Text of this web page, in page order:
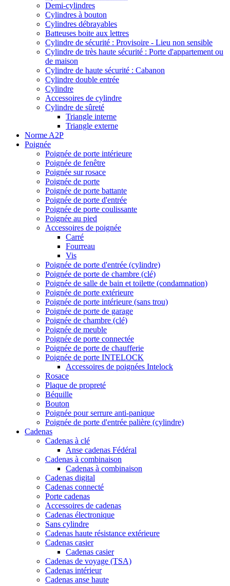
Demi-cylindres
Cylindres à bouton
Cylindres débrayables
Batteuses boite aux lettres
Cylindre de sécurité : Provisoire - Lieu non sensible
Cylindre de très haute sécurité : Porte d'appartement ou
de maison
Cylindre de haute sécurité : Cabanon
Cylindre double entrée
Cylindre
Accessoires de cylindre
Cylindre de sûreté
Triangle interne
Triangle externe
Norme A2P
Poignée
Poignée de porte intérieure
Poignée de fenêtre
Poignée sur rosace
Poignée de porte
Poignée de porte battante
Poignée de porte d'entrée
Poignée de porte coulissante
Poignée au pied
Accessoires de poignée
Carré
Fourreau
Vis
Poignée de porte d'entrée (cylindre)
Poignée de porte de chambre (clé)
Poignée de salle de bain et toilette (condamnation)
Poignée de porte extérieure
Poignée de porte intérieure (sans trou)
Poignée de porte de garage
Poignée de chambre (clé)
Poignée de meuble
Poignée de porte connectée
Poignée de porte de chaufferie
Poignée de porte INTELOCK
Accessoires de poignées Intelock
Rosace
Plaque de propreté
Béquille
Bouton
Poignée pour serrure anti-panique
Poignée de porte d'entrée palière (cylindre)
Cadenas
Cadenas à clé
Anse cadenas Fédéral
Cadenas à combinaison
Cadenas à combinaison
Cadenas digital
Cadenas connecté
Porte cadenas
Accessoires de cadenas
Cadenas électronique
Sans cylindre
Cadenas haute résistance extérieure
Cadenas casier
Cadenas casier
Cadenas de voyage (TSA)
Cadenas intérieur
Cadenas anse haute